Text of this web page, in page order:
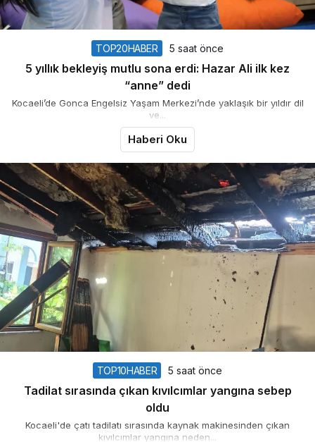
TOP20HABER 5 saat önce
5 yıllık bekleyiş mutlu sona erdi: Hazar Ali ilk kez
“anne” dedi
Kocaeli’de Gonca Engelsiz Yaşam Merkezi’nde yaklaşık bir yıldır dil
ve...
Haberi Oku
TOP10HABER 5 saat önce
Tadilat sırasında çıkan kıvılcımlar yangına sebep
oldu
Kocaeli'de çatı tadilatı sırasında kaynak makinesinden çıkan
kıvılcımlar yangına neden...